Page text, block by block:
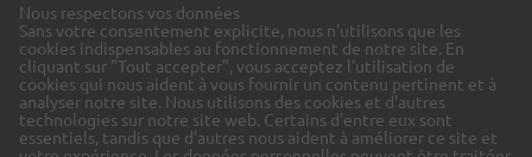
Nous respectons vos données
Sans votre consentement explicite, nous n'utilisons que les
cookies indispensables au fonctionnement de notre site. En
cliquant sur "Tout accepter", vous acceptez l'utilisation de
cookies qui nous aident à vous fournir un contenu pertinent et à
analyser notre site. Nous utilisons des cookies et d'autres
technologies sur notre site web. Certains d'entre eux sont
essentiels, tandis que d'autres nous aident à améliorer ce site et